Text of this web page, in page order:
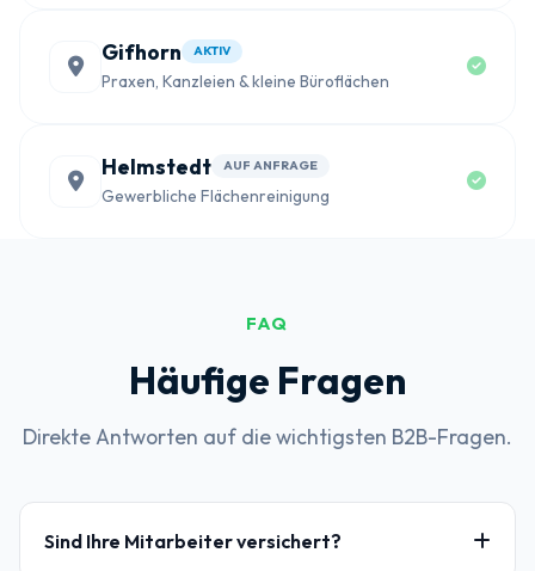
Gifhorn AKTIV
Praxen, Kanzleien & kleine Büroflächen
Helmstedt AUF ANFRAGE
Gewerbliche Flächenreinigung
FAQ
Häufige Fragen
Direkte Antworten auf die wichtigsten B2B-Fragen.
Sind Ihre Mitarbeiter versichert?